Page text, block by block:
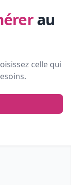
au
celle qui